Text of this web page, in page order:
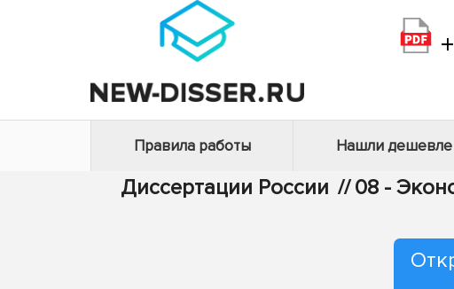
+
Правила работы Нашли дешевле
Диссертации России // 08 -